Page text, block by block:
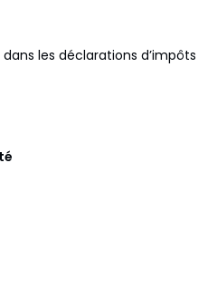
les déclarations d’impôts